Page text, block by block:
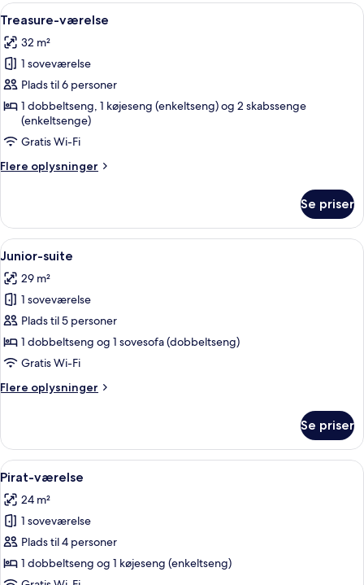
Indlæs
alle
billeder
af
Treasure-
værelse
Et soveværelse med seng, natbord,
4
Treasure-værelse
32 m²
1 soveværelse
Plads til 6 personer
1 dobbeltseng, 1 køjeseng (enkeltseng) og 2 skabssenge
(enkeltsenge)
Gratis Wi-Fi
Flere oplysninger
Flere
værelse
Se priser
Indlæs
alle
billeder
af
Junior-
suite
Et farverigt værelse med en seng, et
4
Junior-suite
29 m²
1 soveværelse
Plads til 5 personer
1 dobbeltseng og 1 sovesofa (dobbeltseng)
Gratis Wi-Fi
Flere oplysninger
Flere
suite
Se priser
Indlæs
alle
billeder
af
Pirat-
værelse
Et værelse med køjeseng, et
4
Pirat-værelse
24 m²
1 soveværelse
Plads til 4 personer
1 dobbeltseng og 1 køjeseng (enkeltseng)